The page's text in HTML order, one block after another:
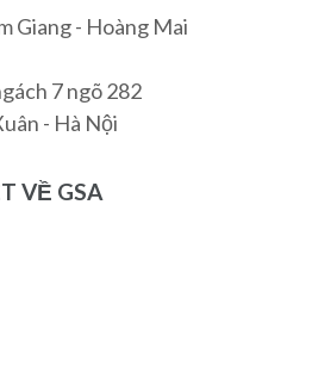
Giang - Hoàng Mai
7 ngõ 282
- Hà Nội
VỀ GSA